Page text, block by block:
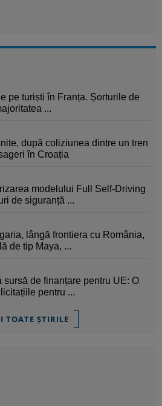
pe turiști în Franța. Șorturile de
...
după coliziunea dintre un tren
în Croația
modelului Full Self-Driving
de siguranță ...
lângă frontiera cu România,
de tip Maya, ...
sursă de finanțare pentru UE: O
pentru ...
TOATE ȘTIRILE